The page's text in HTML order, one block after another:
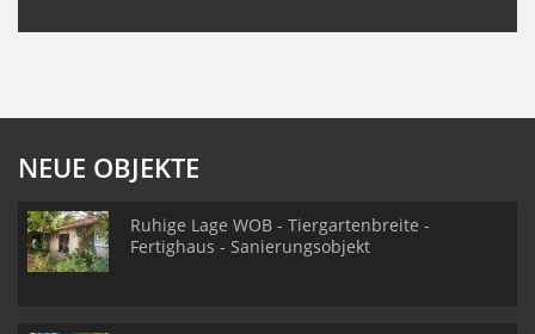
NEUE OBJEKTE
Ruhige Lage WOB - Tiergartenbreite -
Fertighaus - Sanierungsobjekt